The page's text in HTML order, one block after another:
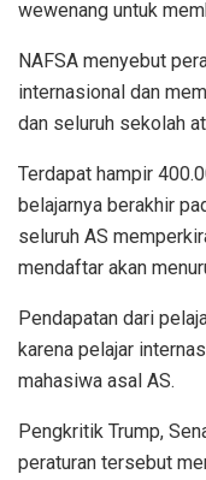
wewenang untuk
NAFSA menyebut
internasional dan
dan seluruh sekolah
Terdapat hampir
belajarnya berakhir
seluruh AS
mendaftar akan
Pendapatan dari
karena pelajar
mahasiwa asal AS.
Pengkritik Trump,
peraturan tersebut